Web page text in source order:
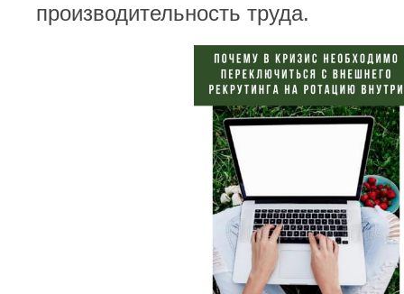
производительность труда.